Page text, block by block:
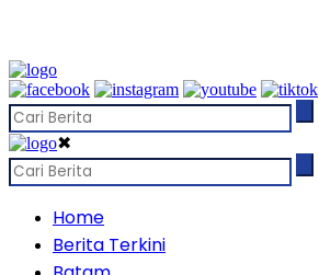
✖
Home
Berita Terkini